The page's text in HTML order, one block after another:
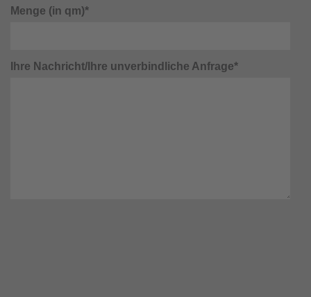
Menge (in qm)*
Ihre Nachricht/Ihre unverbindliche Anfrage*